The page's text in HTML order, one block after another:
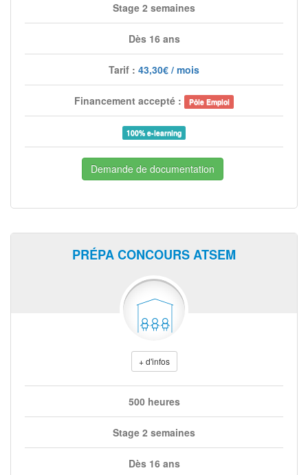
Stage 2 semaines
Dès 16 ans
Tarif : 43,30€ / mois
Financement accepté : Pôle Emploi
100% e-learning
Demande de documentation
PRÉPA CONCOURS ATSEM
+ d'infos
500 heures
Stage 2 semaines
Dès 16 ans